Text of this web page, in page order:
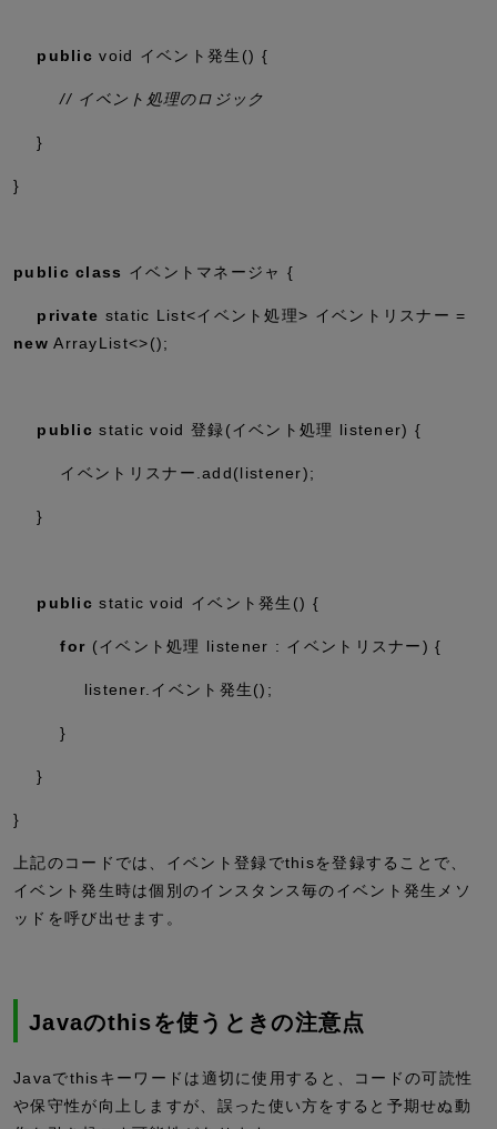
public void イベント発生() {
// イベント処理のロジック
}
}
public class イベントマネージャ {
private static List<イベント処理> イベントリスナー =
new ArrayList<>();
public static void 登録(イベント処理 listener) {
イベントリスナー.add(listener);
}
public static void イベント発生() {
for (イベント処理 listener : イベントリスナー) {
listener.イベント発生();
}
}
}
上記のコードでは、イベント登録でthisを登録することで、
イベント発生時は個別のインスタンス毎のイベント発生メソ
ッドを呼び出せます。
Javaのthisを使うときの注意点
Javaでthisキーワードは適切に使用すると、コードの可読性
や保守性が向上しますが、誤った使い方をすると予期せぬ動